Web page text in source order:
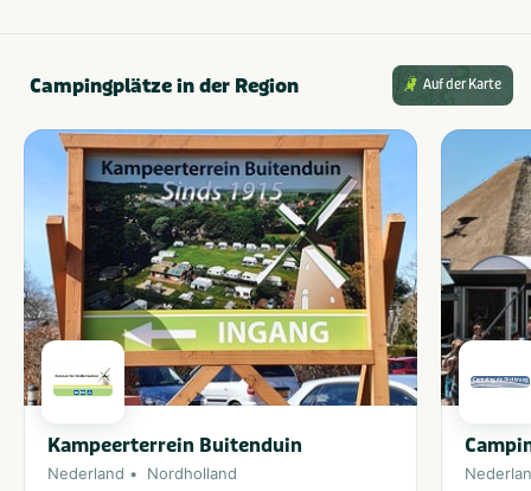
Campingplätze in der Region Auf der Karte
Kampeerterrein Buitenduin
Nederland Nordholland